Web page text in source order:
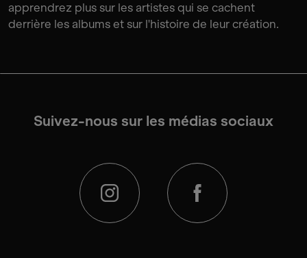
apprendrez plus sur les artistes qui se cachent
derrière les albums et sur l'histoire de leur création.
Suivez-nous sur les médias sociaux